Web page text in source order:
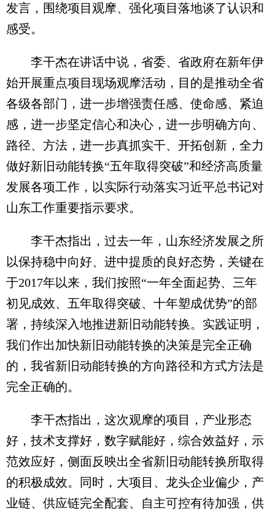
发言，围绕项目观摩、强化项目落地谈了认识和
感受。
李干杰在讲话中说，省委、省政府在新年伊
始开展重点项目现场观摩活动，目的是推动全省
各级各部门，进一步增强责任感、使命感、紧迫
感，进一步坚定信心和决心，进一步明确方向、
路径、方法，进一步真抓实干、开拓创新，全力
做好新旧动能转换“五年取得突破”和经济高质量
发展各项工作，以实际行动落实习近平总书记对
山东工作重要指示要求。
李干杰指出，过去一年，山东经济发展之所
以保持稳中向好、进中提质的良好态势，关键在
于2017年以来，我们按照“一年全面起势、三年
初见成效、五年取得突破、十年塑成优势”的部
署，持续深入地推进新旧动能转换。实践证明，
我们作出加快新旧动能转换的决策是完全正确
的，我省新旧动能转换的方向路径和方式方法是
完全正确的。
李干杰指出，这次观摩的项目，产业形态
好，技术支撑好，数字赋能好，综合效益好，示
范效应好，侧面反映出全省新旧动能转换所取得
的积极成效。同时，大项目、龙头企业偏少，产
业链、供应链完全配套、自主可控有待加强，供